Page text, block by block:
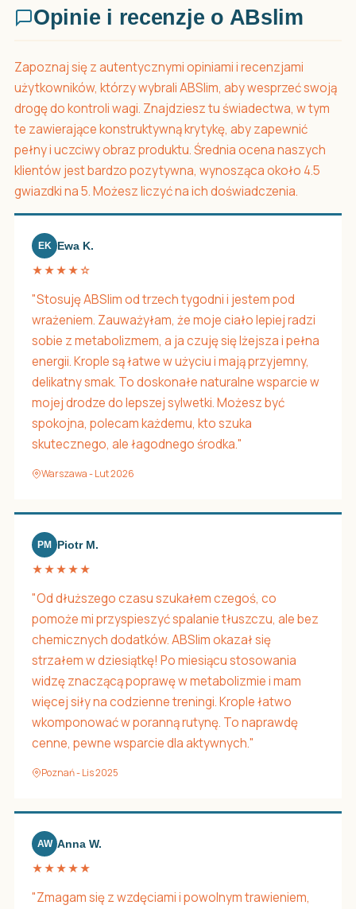
Opinie i recenzje o ABslim
Zapoznaj się z autentycznymi opiniami i recenzjami
użytkowników, którzy wybrali ABSlim, aby wesprzeć swoją
drogę do kontroli wagi. Znajdziesz tu świadectwa, w tym
te zawierające konstruktywną krytykę, aby zapewnić
pełny i uczciwy obraz produktu. Średnia ocena naszych
klientów jest bardzo pozytywna, wynosząca około 4.5
gwiazdki na 5. Możesz liczyć na ich doświadczenia.
EK Ewa K.
★★★★☆
"Stosuję ABSlim od trzech tygodni i jestem pod
wrażeniem. Zauważyłam, że moje ciało lepiej radzi
sobie z metabolizmem, a ja czuję się lżejsza i pełna
energii. Krople są łatwe w użyciu i mają przyjemny,
delikatny smak. To doskonałe naturalne wsparcie w
mojej drodze do lepszej sylwetki. Możesz być
spokojna, polecam każdemu, kto szuka
skutecznego, ale łagodnego środka."
Warszawa - Lut 2026
PM Piotr M.
★★★★★
"Od dłuższego czasu szukałem czegoś, co
pomoże mi przyspieszyć spalanie tłuszczu, ale bez
chemicznych dodatków. ABSlim okazał się
strzałem w dziesiątkę! Po miesiącu stosowania
widzę znaczącą poprawę w metabolizmie i mam
więcej siły na codzienne treningi. Krople łatwo
wkomponować w poranną rutynę. To naprawdę
cenne, pewne wsparcie dla aktywnych."
Poznań - Lis 2025
AW Anna W.
★★★★★
"Zmagam się z wzdęciami i powolnym trawieniem,